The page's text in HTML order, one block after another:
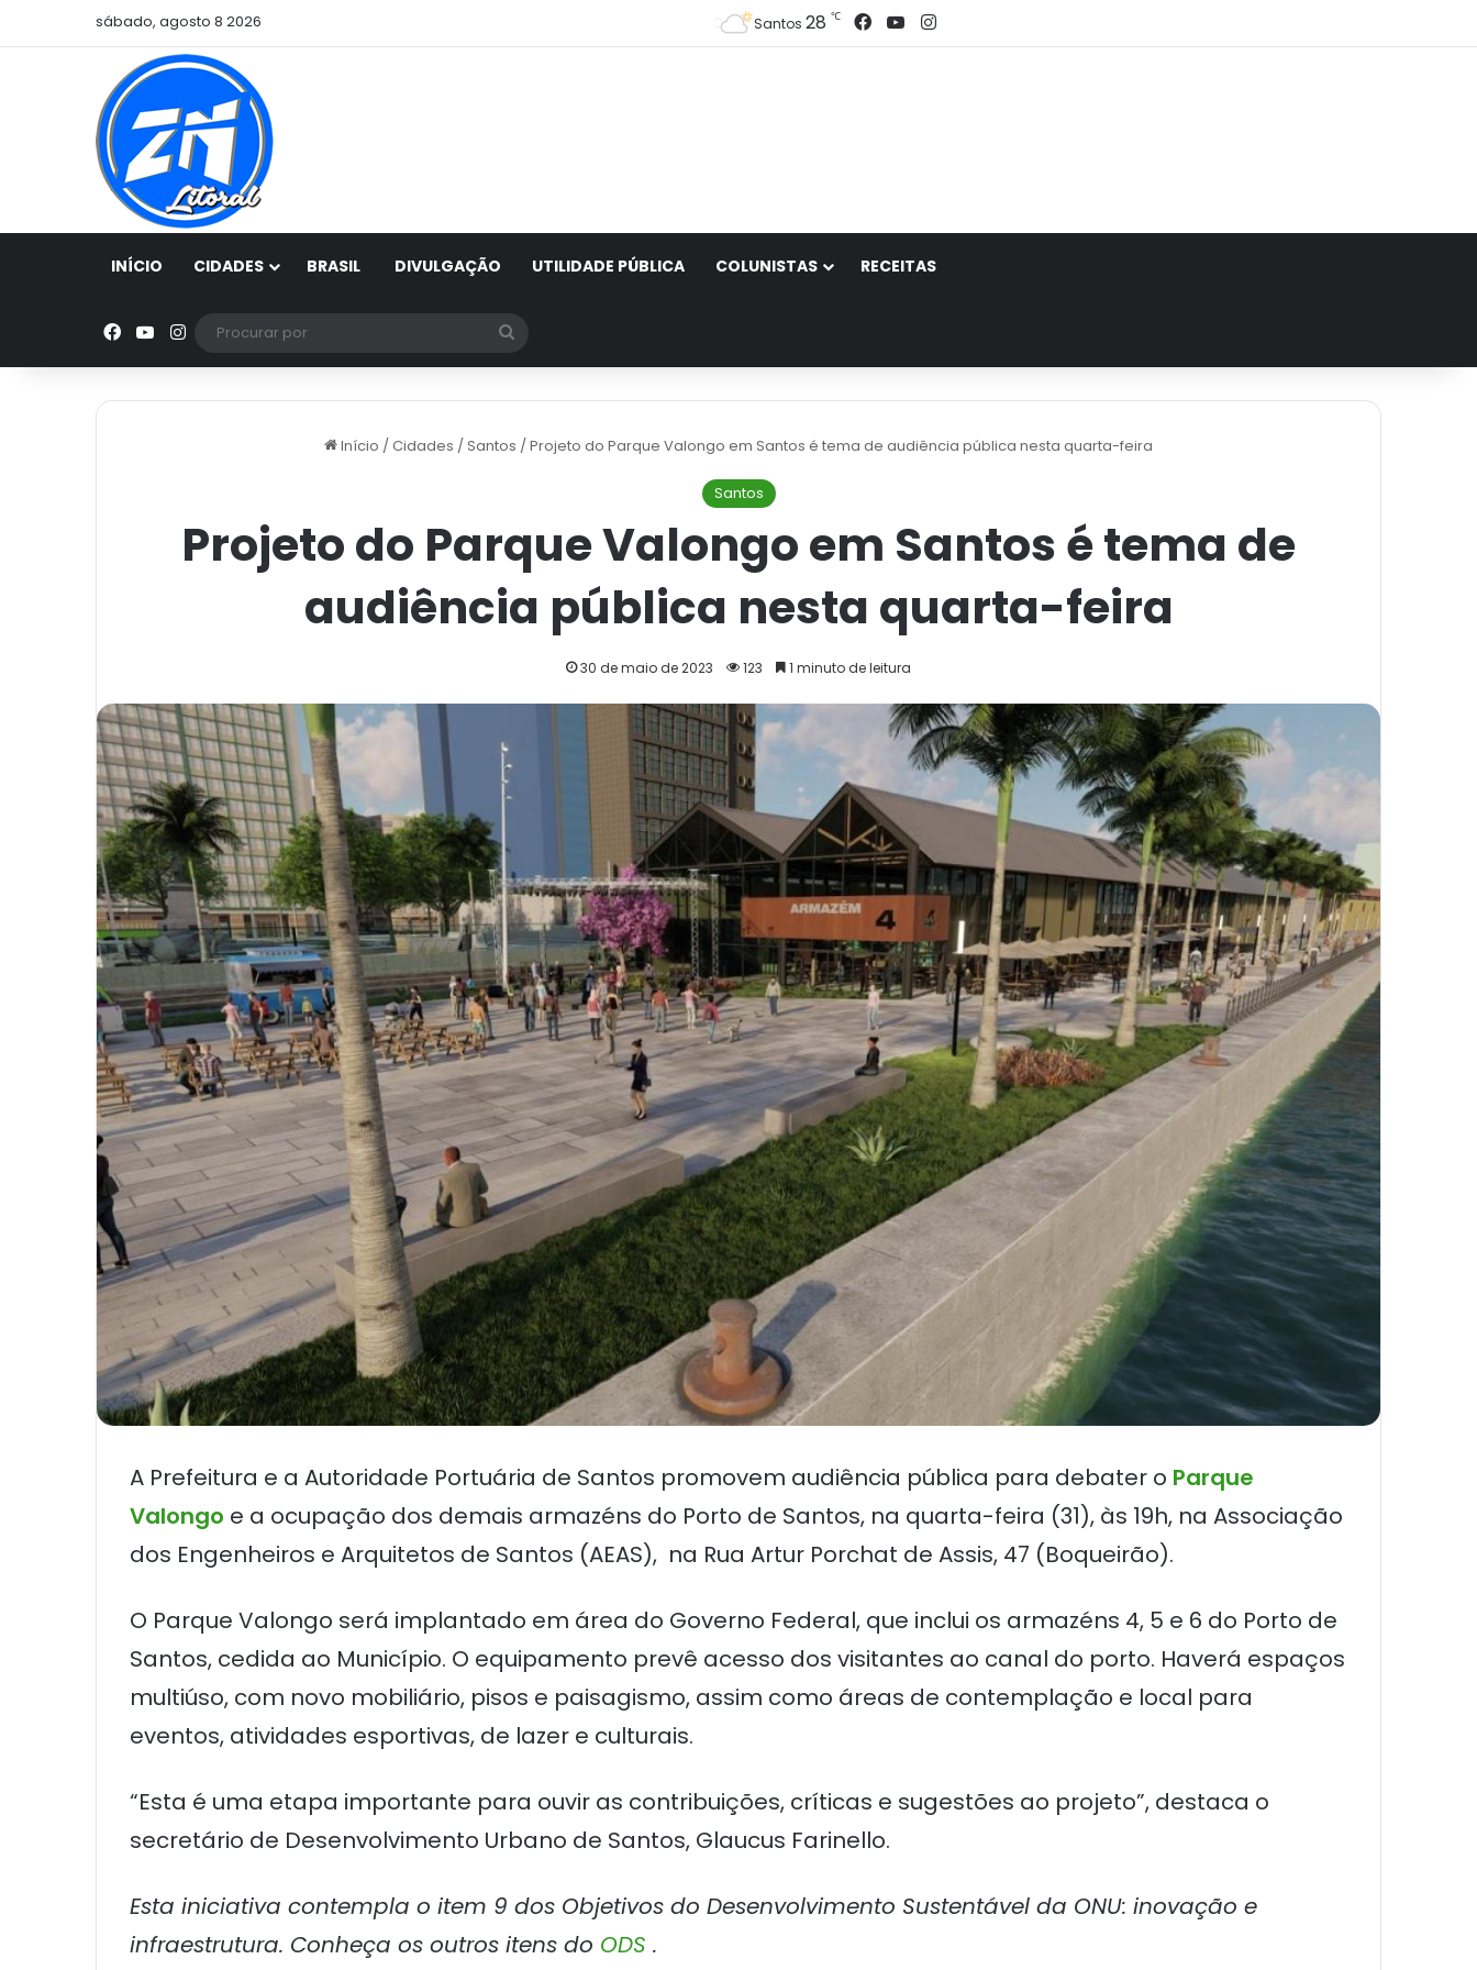
sábado, agosto 8 2026 Santos 28 ℃ Facebook
YouTubeInstagram
INÍCIO CIDADES BRASIL DIVULGAÇÃO UTILIDADE PÚBLICA COLUNISTAS RECEITAS
Facebook
YouTube
Instagram
por
Início /Cidades /Santos /Projeto do Parque Valongo em Santos é tema de audiência pública nesta quarta-feira
Santos
Projeto do Parque Valongo em Santos é tema de
audiência pública nesta quarta-feira
30 de maio de 2023 123 1 minuto de leitura
A Prefeitura e a Autoridade Portuária de Santos promovem audiência pública para debater o Parque
Valongo e a ocupação dos demais armazéns do Porto de Santos, na quarta-feira (31), às 19h, na Associação
dos Engenheiros e Arquitetos de Santos (AEAS), na Rua Artur Porchat de Assis, 47 (Boqueirão).
O Parque Valongo será implantado em área do Governo Federal, que inclui os armazéns 4, 5 e 6 do Porto de
Santos, cedida ao Município. O equipamento prevê acesso dos visitantes ao canal do porto. Haverá espaços
multiúso, com novo mobiliário, pisos e paisagismo, assim como áreas de contemplação e local para
eventos, atividades esportivas, de lazer e culturais.
“Esta é uma etapa importante para ouvir as contribuições, críticas e sugestões ao projeto”, destaca o
secretário de Desenvolvimento Urbano de Santos, Glaucus Farinello.
Esta iniciativa contempla o item 9 dos Objetivos do Desenvolvimento Sustentável da ONU: inovação e
infraestrutura. Conheça os outros itens do ODS .